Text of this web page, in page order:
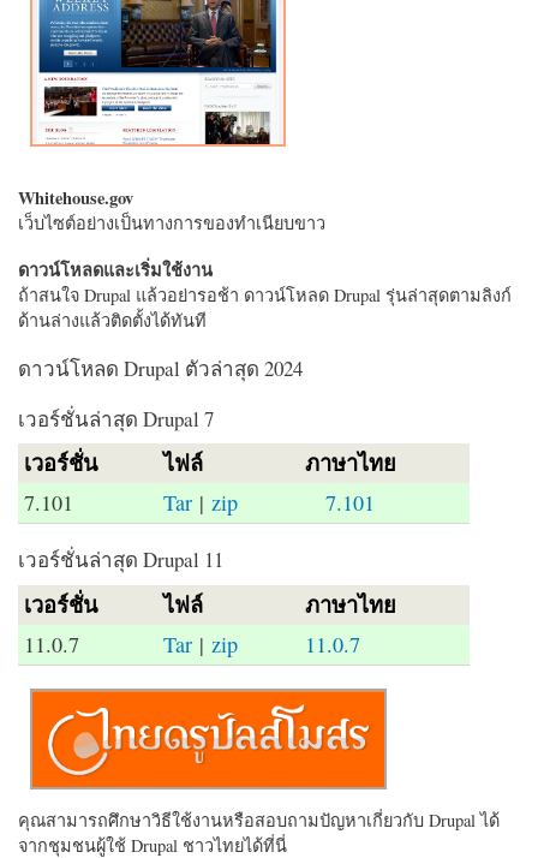
Whitehouse.gov
เว็บไซต์อย่างเป็นทางการของทำเนียบขาว
ดาวน์โหลดและเริ่มใช้งาน
ถ้าสนใจ Drupal แล้วอย่ารอช้า ดาวน์โหลด Drupal รุ่นล่าสุดตามลิงก์
ด้านล่างแล้วติดตั้งได้ทันที
ดาวน์โหลด Drupal ตัวล่าสุด 2024
เวอร์ชั่นล่าสุด Drupal 7
เวอร์ชั่น ไฟล์ ภาษาไทย
7.101 Tar |zip 7.101
เวอร์ชั่นล่าสุด Drupal 11
เวอร์ชั่น ไฟล์ ภาษาไทย
11.0.7 Tar | zip 11.0.7
คุณสามารถศึกษาวิธีใช้งานหรือสอบถามปัญหาเกี่ยวกับ Drupal ได้
จากชุมชนผู้ใช้ Drupal ชาวไทยได้ที่นี่